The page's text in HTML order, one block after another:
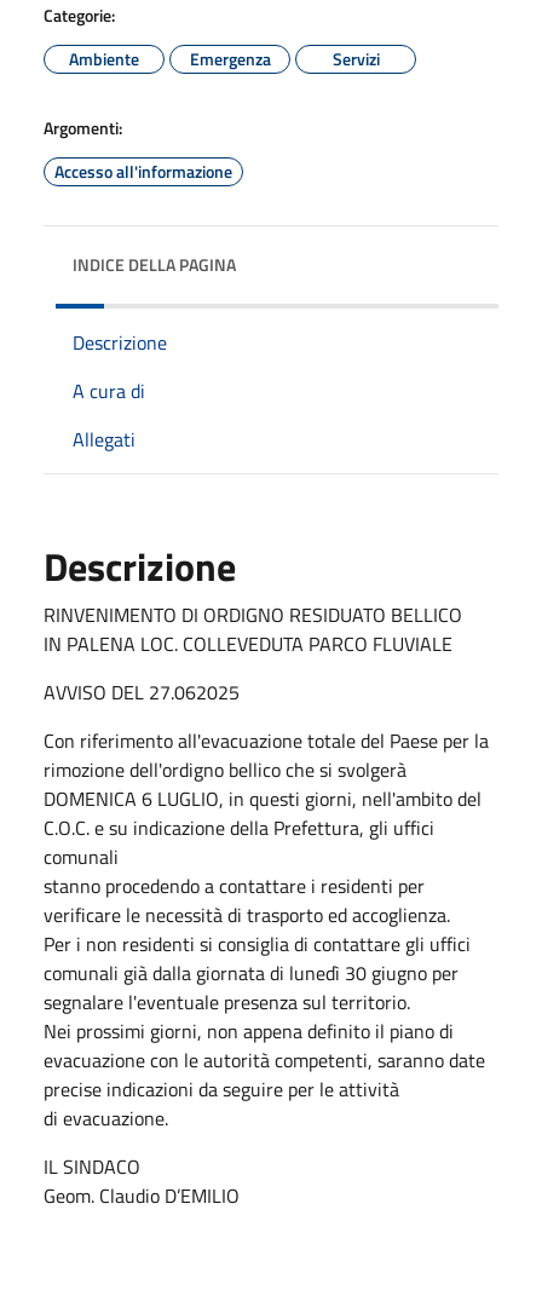
Categorie:
Ambiente
Emergenza Servizi
Argomenti:
Accesso all'informazione
INDICE DELLA PAGINA
Descrizione
A cura di
Allegati
Descrizione
RINVENIMENTO DI ORDIGNO RESIDUATO BELLICO
IN PALENA LOC. COLLEVEDUTA PARCO FLUVIALE
AVVISO DEL 27.062025
Con riferimento all'evacuazione totale del Paese per la
rimozione dell'ordigno bellico che si svolgerà
DOMENICA 6 LUGLIO, in questi giorni, nell'ambito del
C.O.C. e su indicazione della Prefettura, gli uffici
comunali
stanno procedendo a contattare i residenti per
verificare le necessità di trasporto ed accoglienza.
Per i non residenti si consiglia di contattare gli uffici
comunali già dalla giornata di lunedì 30 giugno per
segnalare l'eventuale presenza sul territorio.
Nei prossimi giorni, non appena definito il piano di
evacuazione con le autorità competenti, saranno date
precise indicazioni da seguire per le attività
di evacuazione.
IL SINDACO
Geom. Claudio D’EMILIO